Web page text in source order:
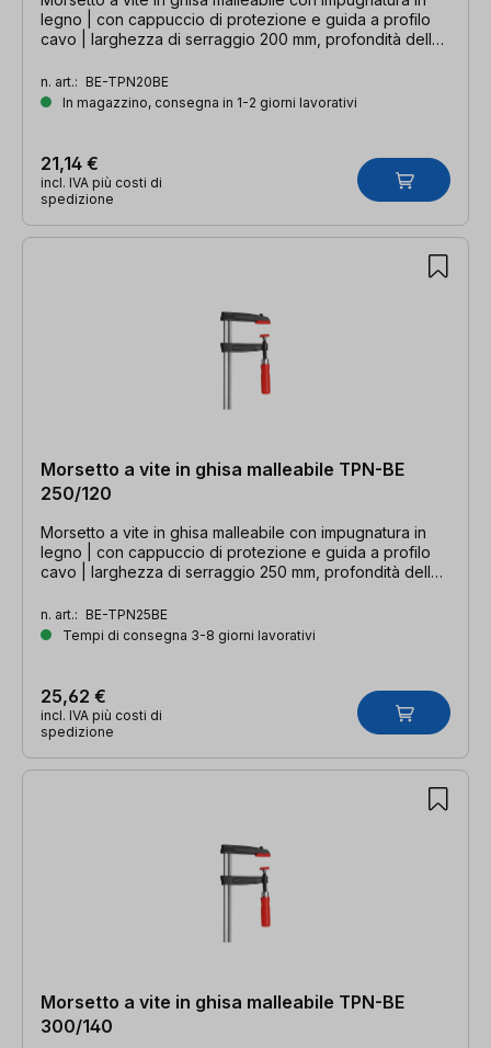
legno | con cappuccio di protezione e guida a profilo
cavo | larghezza di serraggio 200 mm, profondità della
n. art.: BE-TPN20BE
In magazzino, consegna in 1-2 giorni lavorativi
21,14 €
incl. IVA più costi di
spedizione
Morsetto a vite in ghisa malleabile TPN-BE
250/120
Morsetto a vite in ghisa malleabile con impugnatura in
legno | con cappuccio di protezione e guida a profilo
cavo | larghezza di serraggio 250 mm, profondità della
n. art.: BE-TPN25BE
Tempi di consegna 3-8 giorni lavorativi
25,62 €
incl. IVA più costi di
spedizione
Morsetto a vite in ghisa malleabile TPN-BE
300/140